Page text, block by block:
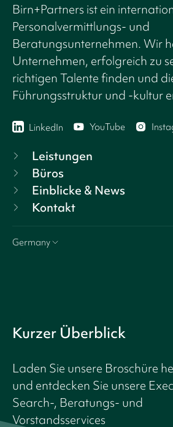
Birn+Partners ist ein
Personalvermittlungs- und
Beratungsunternehmen. Wir
Unternehmen, erfolgreich zu
richtigen Talente finden und
Führungsstruktur und -kultur
LinkedIn YouTube
Leistungen
Büros
Einblicke & News
Kontakt
Germany
Kurzer Überblick
Laden Sie unsere Broschüre
und entdecken Sie unsere
Search-, Beratungs- und
Vorstandsservices